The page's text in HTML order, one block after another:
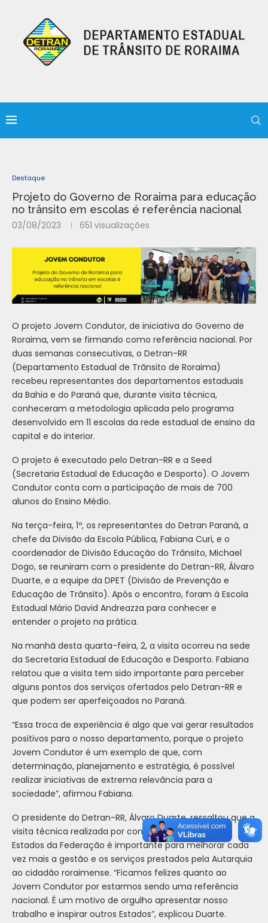
Destaque
Projeto do Governo de Roraima para educação
no trânsito em escolas é referência nacional
03/08/2023 651 visualizações
O projeto Jovem Condutor, de iniciativa do Governo de
Roraima, vem se firmando como referência nacional. Por
duas semanas consecutivas, o Detran-RR
(Departamento Estadual de Trânsito de Roraima)
recebeu representantes dos departamentos estaduais
da Bahia e do Paraná que, durante visita técnica,
conheceram a metodologia aplicada pelo programa
desenvolvido em 11 escolas da rede estadual de ensino da
capital e do interior.
O projeto é executado pelo Detran-RR e a Seed
(Secretaria Estadual de Educação e Desporto). O Jovem
Condutor conta com a participação de mais de 700
alunos do Ensino Médio.
Na terça-feira, 1º, os representantes do Detran Paraná, a
chefe da Divisão da Escola Pública, Fabiana Curi, e o
coordenador de Divisão Educação do Trânsito, Michael
Dogo, se reuniram com o presidente do Detran-RR, Álvaro
Duarte, e a equipe da DPET (Divisão de Prevenção e
Educação de Trânsito). Após o encontro, foram à Escola
Estadual Mário David Andreazza para conhecer e
entender o projeto na prática.
Na manhã desta quarta-feira, 2, a visita ocorreu na sede
da Secretaria Estadual de Educação e Desporto. Fabiana
relatou que a visita tem sido importante para perceber
alguns pontos dos serviços ofertados pelo Detran-RR e
que podem ser aperfeiçoados no Paraná.
“Essa troca de experiência é algo que vai gerar resultados
positivos para o nosso departamento, porque o projeto
Jovem Condutor é um exemplo de que, com
determinação, planejamento e estratégia, é possível
realizar iniciativas de extrema relevância para a
sociedade”, afirmou Fabiana.
O presidente do Detran-RR, Álvaro Duarte, ressaltou que a
visita técnica realizada por contrapartidas de outros
Estados da Federação é importante para melhorar cada
vez mais a gestão e os serviços prestados pela Autarquia
ao cidadão roraimense. “Ficamos felizes quanto ao
Jovem Condutor por estarmos sendo uma referência
nacional. É um motivo de orgulho apresentar nosso
trabalho e inspirar outros Estados”, explicou Duarte.